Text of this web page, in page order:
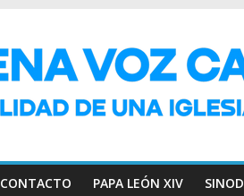
CONTACTO PAPA LEÓN XIV